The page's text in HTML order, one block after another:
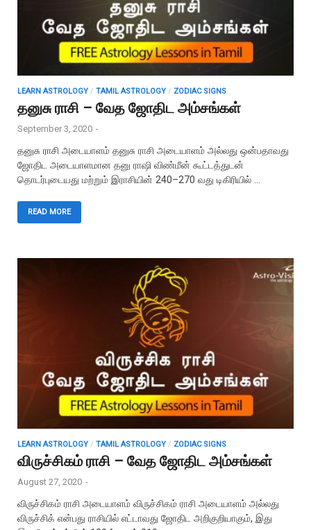
LEARN ASTROLOGY / TAMIL ASTROLOGY / ZODIAC SIGNS
தனுசு ராசி – வேத ஜோதிட அம்சங்கள்
September 3, 2020 -
தனுசு ராசி அடையாளம் தனுசு ராசி அடையாளம் அல்லது ஒன்பதாவது
ஜோதிட அடையாளமான தனு ராஷி விண்மீன் கூட்டத்துடன்
தொடர்புடையது மற்றும் இராசியின் 240–270 வது டிகிரியில் …
READ MORE
LEARN ASTROLOGY / TAMIL ASTROLOGY / ZODIAC SIGNS
விருச்சிகம் ராசி – வேத ஜோதிட அம்சங்கள்
August 27, 2020 -
விருச்சிகம் ராசி அடையாளம் விருச்சிகம் ராசி அடையாளம் அல்லது
விருச்சிக் என்பது ராசியில் எட்டாவது ஜோதிட அறிகுறியாகும், இது